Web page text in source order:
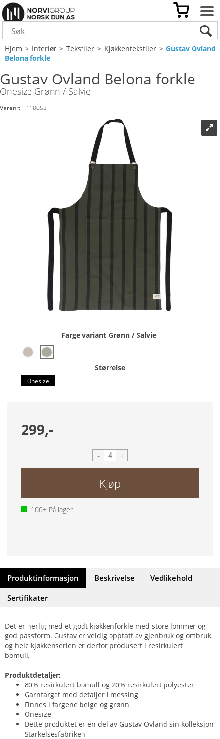
Hjem>Interiør>Tekstiler>Kjøkkentekstiler>Gustav Ovland
Belona forkle
Gustav Ovland Belona forkle
Onesize Grønn / Salvie
Varenr: 118052
Farge variant Grønn / Salvie
Størrelse
Onesize
299,-
- +
Kjøp
100+ På lager
Produktinformasjon Beskrivelse
Vedlikehold
Sertifikater
Det er herlig med et godt kjøkkenforkle med store lommer og
god passform. Gustav er veldig opptatt av gjenbruk og ombruk
og hele kjøkkenserien er derfor produsert i resirkulert
bomull.
Produktdetaljer:
80% resirkulert bomull og 20% resirkulert polyester
Garnfarget med detaljer i messing
Finnes i fargene beige og grønn
Onesize
Dette produktet er en del av Gustav Ovland sin kolleksjon
Stärkelsesfabriken